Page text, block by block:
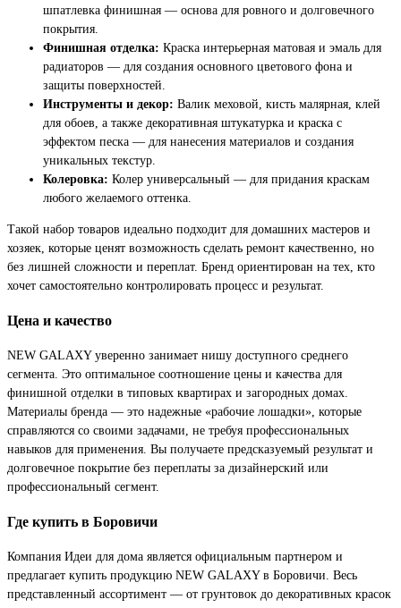
шпатлевка финишная — основа для ровного и долговечного
покрытия.
Финишная отделка: Краска интерьерная матовая и эмаль для
радиаторов — для создания основного цветового фона и
защиты поверхностей.
Инструменты и декор: Валик меховой, кисть малярная, клей
для обоев, а также декоративная штукатурка и краска с
эффектом песка — для нанесения материалов и создания
уникальных текстур.
Колеровка: Колер универсальный — для придания краскам
любого желаемого оттенка.
Такой набор товаров идеально подходит для домашних мастеров и
хозяек, которые ценят возможность сделать ремонт качественно, но
без лишней сложности и переплат. Бренд ориентирован на тех, кто
хочет самостоятельно контролировать процесс и результат.
Цена и качество
NEW GALAXY уверенно занимает нишу доступного среднего
сегмента. Это оптимальное соотношение цены и качества для
финишной отделки в типовых квартирах и загородных домах.
Материалы бренда — это надежные «рабочие лошадки», которые
справляются со своими задачами, не требуя профессиональных
навыков для применения. Вы получаете предсказуемый результат и
долговечное покрытие без переплаты за дизайнерский или
профессиональный сегмент.
Где купить в Боровичи
Компания Идеи для дома является официальным партнером и
предлагает купить продукцию NEW GALAXY в Боровичи. Весь
представленный ассортимент — от грунтовок до декоративных красок